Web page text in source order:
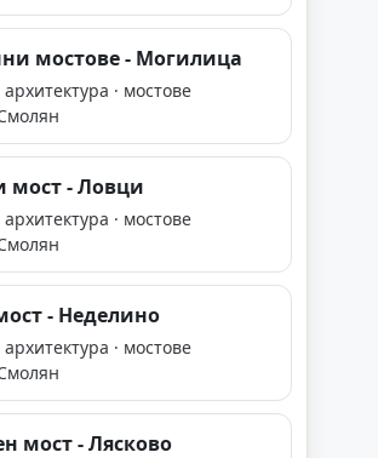
мостове - Могилица
· мостове
мост - Ловци
· мостове
- Неделино
· мостове
мост - Лясково